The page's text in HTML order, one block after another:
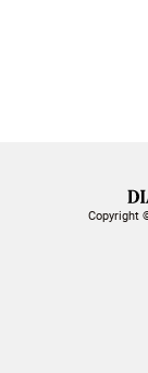
Copyright